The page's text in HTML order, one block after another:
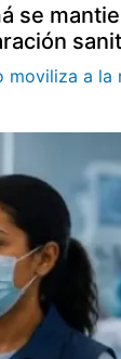
se
a